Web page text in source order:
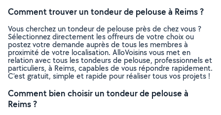
Comment trouver un tondeur de pelouse à Reims ?
Vous cherchez un tondeur de pelouse près de chez vous ?
Sélectionnez directement les offreurs de votre choix ou
postez votre demande auprès de tous les membres à
proximité de votre localisation. AlloVoisins vous met en
relation avec tous les tondeurs de pelouse, professionnels et
particuliers, à Reims, capables de vous répondre rapidement.
C’est gratuit, simple et rapide pour réaliser tous vos projets !
Comment bien choisir un tondeur de pelouse à
Reims ?